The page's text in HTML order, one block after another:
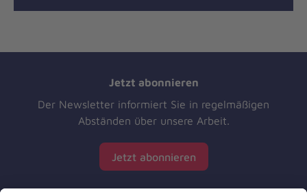
Jetzt abonnieren
Der Newsletter informiert Sie in regelmäßigen
Abständen über unsere Arbeit.
Jetzt abonnieren